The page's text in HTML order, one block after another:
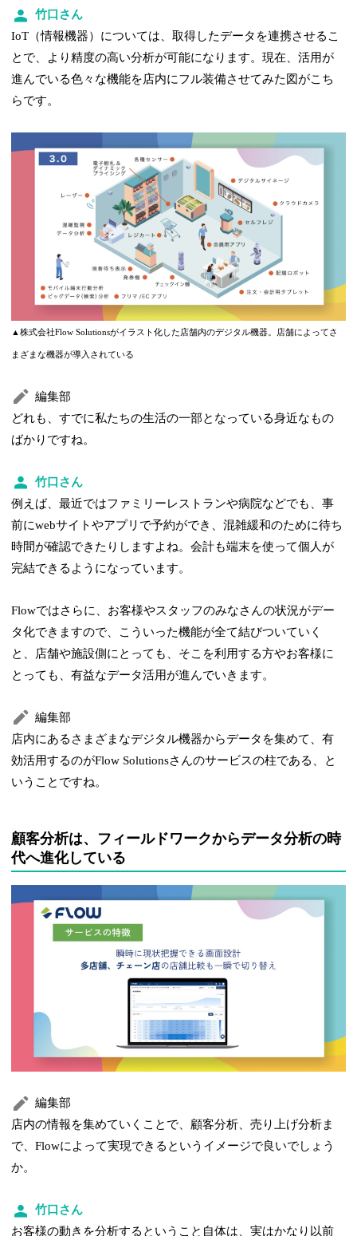
竹口さん
IoT（情報機器）については、取得したデータを連携させるこ
とで、より精度の高い分析が可能になります。現在、活用が
進んでいる色々な機能を店内にフル装備させてみた図がこち
らです。
▲株式会社Flow Solutionsがイラスト化した店舗内のデジタル機器。店舗によってさ
まざまな機器が導入されている
編集部
どれも、すでに私たちの生活の一部となっている身近なもの
ばかりですね。
竹口さん
例えば、最近ではファミリーレストランや病院などでも、事
前にwebサイトやアプリで予約ができ、混雑緩和のために待ち
時間が確認できたりしますよね。会計も端末を使って個人が
完結できるようになっています。
Flowではさらに、お客様やスタッフのみなさんの状況がデー
タ化できますので、こういった機能が全て結びついていく
と、店舗や施設側にとっても、そこを利用する方やお客様に
とっても、有益なデータ活用が進んでいきます。
編集部
店内にあるさまざまなデジタル機器からデータを集めて、有
効活用するのがFlow Solutionsさんのサービスの柱である、と
いうことですね。
顧客分析は、フィールドワークからデータ分析の時
代へ進化している
編集部
店内の情報を集めていくことで、顧客分析、売り上げ分析ま
で、Flowによって実現できるというイメージで良いでしょう
か。
竹口さん
お客様の動きを分析するということ自体は、実はかなり以前